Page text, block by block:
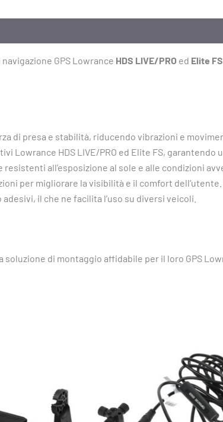
GPS Lowrance HDS LIVE/PRO ed Elite FS
di presa e stabilità, riducendo vibrazioni e
Lowrance HDS LIVE/PRO ed Elite FS, garantendo
all’esposizione al sole e alle condizioni
per migliorare la visibilità e il comfort dell’utente.
il che ne facilita l’uso su diversi veicoli.
di montaggio affidabile per il loro GPS